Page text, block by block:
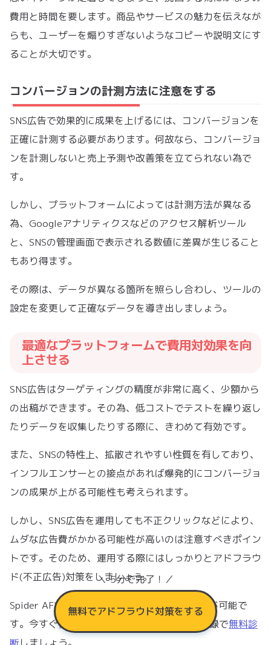
費用と時間を要します。商品やサービスの魅力を伝えなが
らも、ユーザーを煽りすぎないようなコピーや説明文にす
ることが大切です。
コンバージョンの計測方法に注意をする
SNS広告で効果的に成果を上げるには、コンバージョンを
正確に計測する必要があります。何故なら、コンバージョ
ンを計測しないと売上予測や改善策を立てられない為で
す。
しかし、プラットフォームによっては計測方法が異なる
為、Googleアナリティクスなどのアクセス解析ツール
と、SNSの管理画面で表示される数値に差異が生じること
もあり得ます。
その際は、データが異なる箇所を照らし合わし、ツールの
設定を変更して正確なデータを導き出しましょう。
最適なプラットフォームで費用対効果を向
上させる
SNS広告はターゲティングの精度が非常に高く、少額から
の出稿ができます。その為、低コストでテストを繰り返し
たりデータを収集したりする際に、きわめて有効です。
また、SNSの特性上、拡散されやすい性質を有しており、
インフルエンサーとの接点があれば爆発的にコンバージョ
ンの成果が上がる可能性も考えられます。
しかし、SNS広告を運用しても不正クリックなどにより、
ムダな広告費がかかる可能性が高いのは注意すべきポイン
トです。そのため、運用する際にはしっかりとアドフラウ
ド(不正広告)対策をしましょう。
Spider AFなら不正クリックの検知をすることが可能で
す。今すぐ被害を受けていないか最短5分の登録で無料診
＼ 5分で完了！／
無料でアドフラウド対策をする